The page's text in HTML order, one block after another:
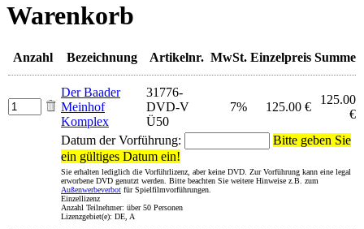
Warenkorb
Anzahl Bezeichnung Artikelnr. MwSt. Einzelpreis Summe
Der Baader
Meinhof
Komplex
31776-
DVD-V
Ü50
7% 125.00 €
125.00
€
Datum der Vorführung:
Bitte geben Sie
ein gültiges Datum ein!
Sie erhalten lediglich die Vorführlizenz, aber keine DVD. Zur Vorführung kann eine legal
erworbene DVD genutzt werden. Bitte beachten Sie weitere Hinweise z.B. zum
Außenwerbeverbot für Spielfilmvorführungen.
Einzellizenz
Anzahl Teilnehmer: über 50 Personen
Lizenzgebiet(e): DE, A